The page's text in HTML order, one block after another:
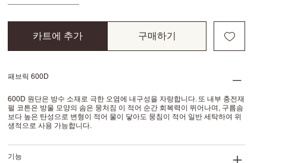
카트에 추가 구매하기
패브릭 600D
600D 원단은 방수 소재로 극한 오염에 내구성을 자랑합니다. 또 내부 충전재
펄 코튼은 방울 모양의 솜은 뭉처짐 이 적어 순간 회복력이 뛰어나며, 구름솜
보다 높은 탄성으로 변형이 적어 물이 닿아도 뭉침이 적어 일반 세탁하여 위
생적으로 사용 가능합니다.
기능